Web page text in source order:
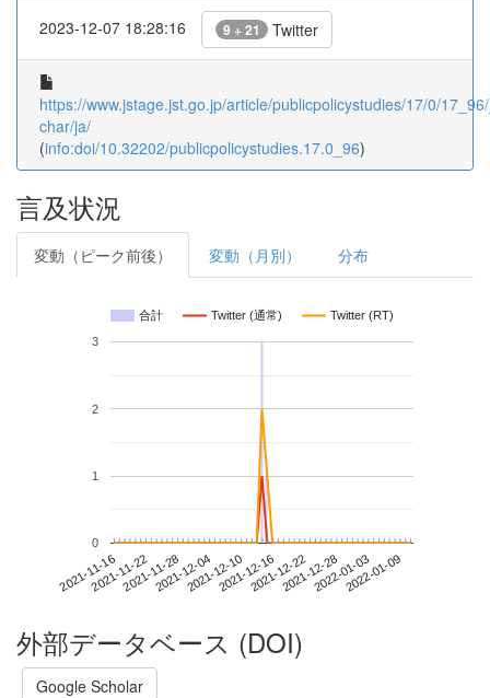
2023-12-07 18:28:16 9 + 21 Twitter
https://www.jstage.jst.go.jp/article/publicpolicystudies/17/0/
char/ja/
(info:doi/10.32202/publicpolicystudies.17.0_96)
言及状況
変動（ピーク前後） 変動（月別） 分布
合計 Twitter (通常) Twitter (RT)
2021-11-162021-11-222021-11-282021-12-042021-12-102021-12-162021-12-222021-12-282022-01-032022-01-09
0
1
2
3
外部データベース (DOI)
Google Scholar